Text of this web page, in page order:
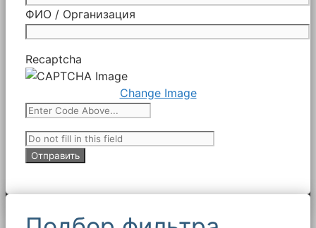
ФИО / Организация
Recaptcha
Change Image